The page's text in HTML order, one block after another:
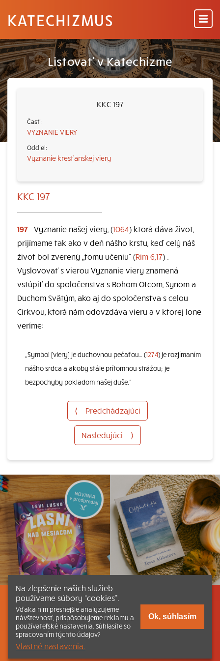
KATECHIZMUS
Listovať v Katechizme
KKC 197
VYZNANIE VIERY
Vyznanie kresťanskej viery
KKC 197
197 Vyznanie našej viery, (1064) ktorá dáva život,
prijímame tak ako v deň nášho krstu, keď celý náš
život bol zverený „tomu učeniu“ (Rim 6,17) .
Vyslovovať s vierou Vyznanie viery znamená
vstúpiť do spoločenstva s Bohom Otcom, Synom a
Duchom Svätým, ako aj do spoločenstva s celou
Cirkvou, ktorá nám odovzdáva vieru a v ktorej lone
veríme:
„Symbol [viery] je duchovnou pečaťou… (1274) je rozjímaním
nášho srdca a akoby stále prítomnou strážou; je
bezpochyby pokladom našej duše.“
⟨ Predchádzajúci
Nasledujúci ⟩
Listovať Obsah Dokumenty a články
Kontakt Tlačená verzia Katechizmu
© 2026 katechizmus.sk |
funguje aj vďaka kresťanskému kníhkupectvu
Na zlepšenie našich služieb
používame súbory “cookies”.
Vďaka nim presnejšie analyzujeme
návštevnosť, prispôsobujeme reklamu a
používateľské nastavenia. Súhlasíte so
spracovaním týchto údajov?
Vlastné nastavenia.
Ok, súhlasím